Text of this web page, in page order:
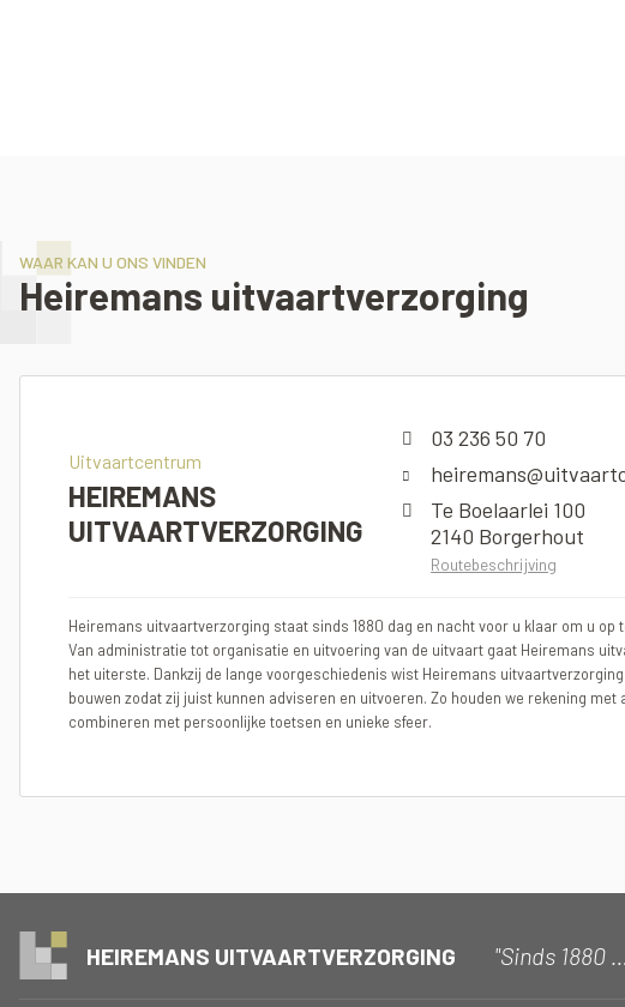
WAAR KAN U ONS VINDEN
Heiremans uitvaartverzorging
Uitvaartcentrum
HEIREMANS
UITVAARTVERZORGING
03 236 50 70
Te Boelaarlei 100
2140 Borgerhout
Routebeschrijving
Heiremans uitvaartverzorging staat sinds 1880 dag en nacht voor u klaar om u op
Van administratie tot organisatie en uitvoering van de uitvaart gaat Heiremans
het uiterste. Dankzij de lange voorgeschiedenis wist Heiremans
bouwen zodat zij juist kunnen adviseren en uitvoeren. Zo houden we rekening
combineren met persoonlijke toetsen en unieke sfeer.
HEIREMANS UITVAARTVERZORGING "Sinds 1880